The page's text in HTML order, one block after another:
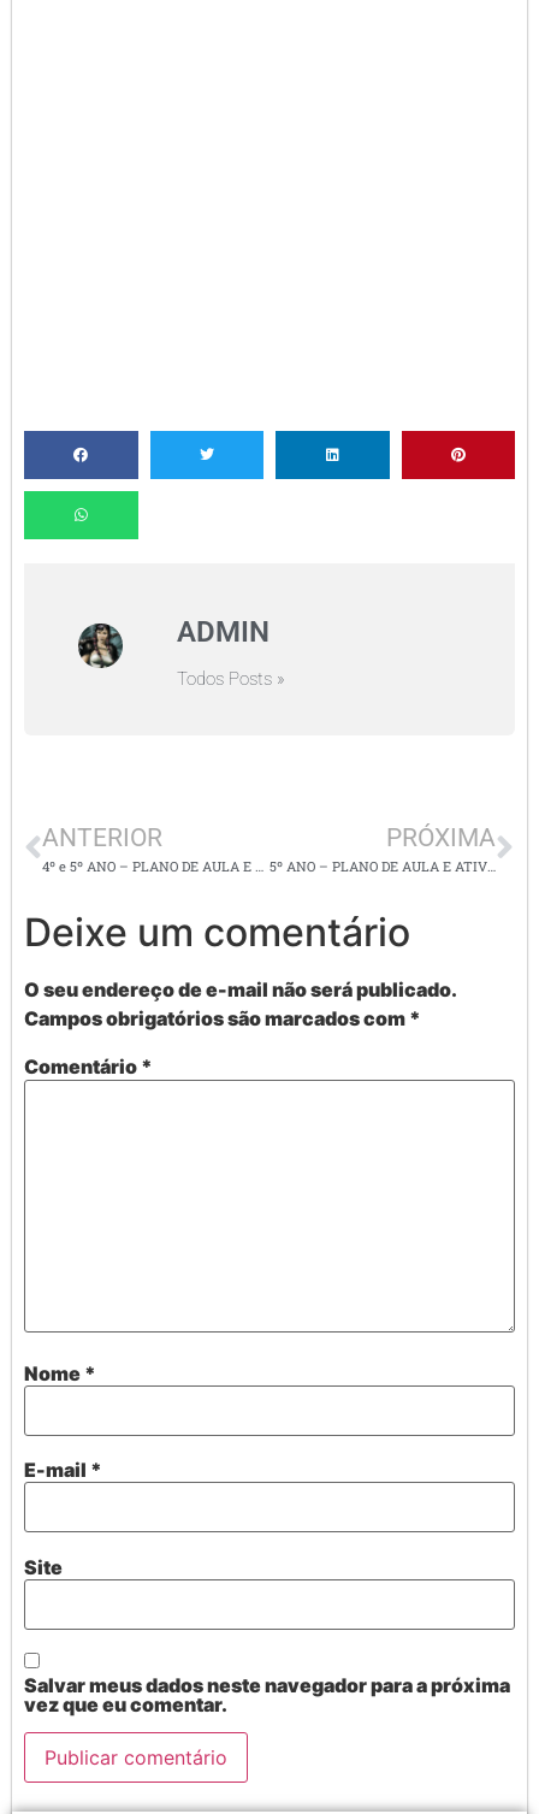
ADMIN
Todos Posts »
ANTERIOR
4º e 5º ANO – PLANO DE AULA E ATIIDADES DE ARTE – DOBRADURAS
PRÓXIMA
5º ANO – PLANO DE AULA E ATIVIDADES DE LÍNGUA PORTUGUESA – ORTOGRAFIA/ GRAMÁTICA/LEITURA E INTERPRETAÇÃO DE TEXTO
Deixe um comentário
O seu endereço de e-mail não será publicado.
Campos obrigatórios são marcados com *
Comentário *
Nome *
E-mail *
Site
Salvar meus dados neste navegador para a próxima
vez que eu comentar.